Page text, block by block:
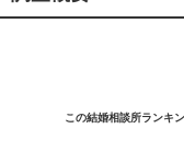
この結婚相談所ランキ